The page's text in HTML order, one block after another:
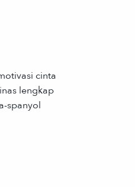
cinta
lengkap
spanyol